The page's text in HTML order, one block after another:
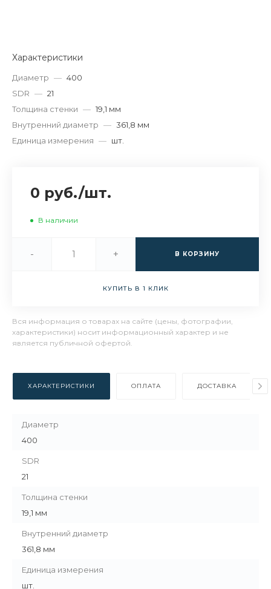
Характеристики
Диаметр — 400
SDR — 21
Толщина стенки — 19,1 мм
Внутренний диаметр — 361,8 мм
Единица измерения — шт.
0 руб./шт.
В наличии
- + В КОРЗИНУ
КУПИТЬ В 1 КЛИК
Вся информация о товарах на сайте (цены, фотографии,
характеристики) носит информационный характер и не
является публичной офертой.
ХАРАКТЕРИСТИКИ ОПЛАТА ДОСТАВКА
Диаметр
400
SDR
21
Толщина стенки
19,1 мм
Внутренний диаметр
361,8 мм
Единица измерения
шт.